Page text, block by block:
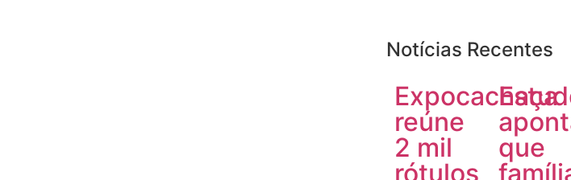
Notícias Recentes
Expocachaça
reúne
2 mil
rótulos
que